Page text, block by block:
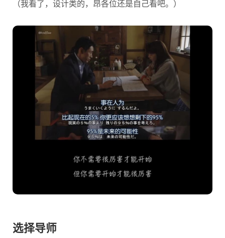
（我看了，设计类的，昂各位还是自己看吧。）
选择导师